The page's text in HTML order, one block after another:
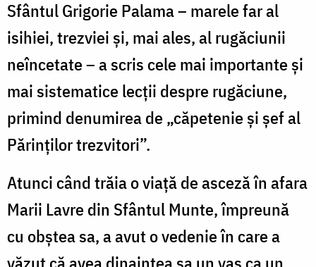
Sfântul Grigorie Palama – marele far al
isihiei, trezviei și, mai ales, al rugăciunii
neîncetate – a scris cele mai importante și
mai sistematice lecții despre rugăciune,
primind denumirea de „căpetenie și șef al
Părinților trezvitori”.
Atunci când trăia o viață de asceză în afara
Marii Lavre din Sfântul Munte, împreună
cu obștea sa, a avut o vedenie în care a